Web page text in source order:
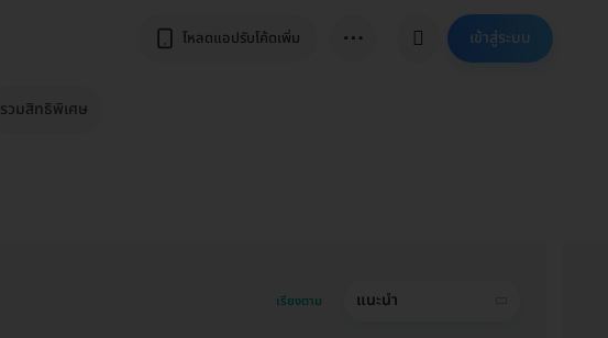
โหลดแอปรับโค้ดเพิ่ม ⋯ เข้าสู่ระบบ
รวมสิทธิพิเศษ
เรียงตาม แนะนำ